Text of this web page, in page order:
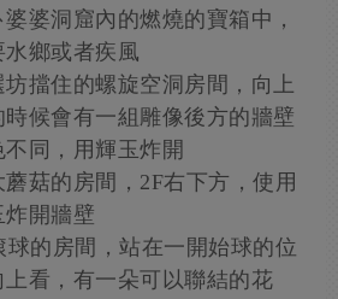
婆婆洞窟內的燃燒的寶箱中，
水鄉或者疾風
坊擋住的螺旋空洞房間，向上
時候會有一組雕像後方的牆壁
不同，用輝玉炸開
蘑菇的房間，2F右下方，使用
炸開牆壁
球的房間，站在一開始球的位
上看，有一朵可以聯結的花